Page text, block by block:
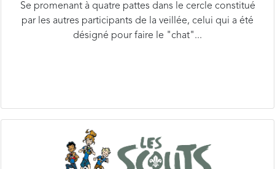
Se promenant à quatre pattes dans le cercle constitué
par les autres participants de la veillée, celui qui a été
désigné pour faire le "chat"...